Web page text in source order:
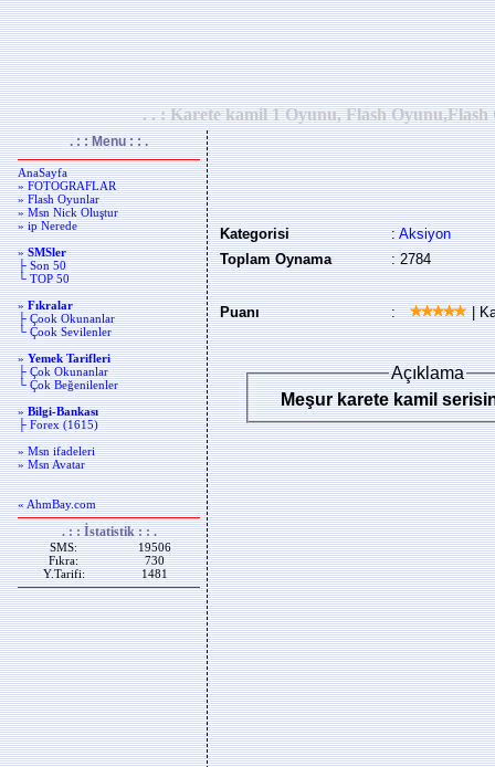
. . : Karete kamil 1 Oyunu, Flash
. : : Menu : : .
AnaSayfa
» FOTOGRAFLAR
» Flash Oyunlar
» Msn Nick Oluştur
» ip Nerede
»SMSler
├ Son 50
└ TOP 50
»Fıkralar
├ Çook Okunanlar
└ Çook Sevilenler
»Yemek Tarifleri
├ Çok Okunanlar
└ Çok Beğenilenler
»Bilgi-Bankası
├ Forex (1615)
» Msn ifadeleri
» Msn Avatar
« AhmBay.com
. : : İstatistik : : .
SMS:
19506
Fıkra:
730
Y.Tarifi:
1481
Kategorisi :Aksiyon
Toplam Oynama
: 2784
Puanı : |
Açıklama
Meşur karete kamil